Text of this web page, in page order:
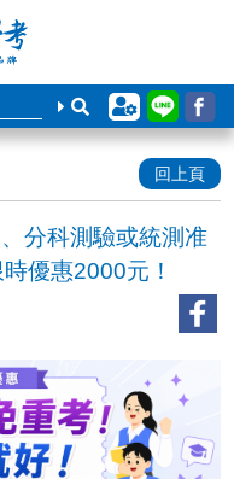
回上頁
分科測驗或統測准
優惠2000元！